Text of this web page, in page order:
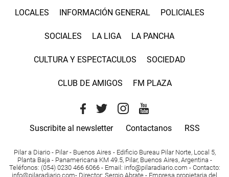
LOCALES INFORMACIÓN GENERAL POLICIALES
SOCIALES LA LIGA LA PANCHA
CULTURA Y ESPECTACULOS SOCIEDAD
CLUB DE AMIGOS FM PLAZA
Suscribite al newsletter Contactanos RSS
Pilar a Diario - Pilar - Buenos Aires - Edificio Bureau Pilar Norte, Local 5,
Planta Baja - Panamericana KM 49.5, Pilar, Buenos Aires, Argentina -
Teléfonos: (054) 0230 466 6066 - Email : info@pilaradiario.com - Contacto:
info@pilaradiario.com- Director: Sergio Abrate - Empresa propietaria del